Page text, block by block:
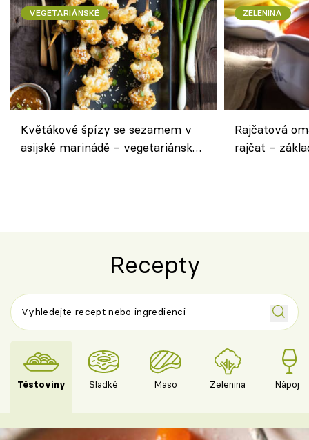
VEGETARIÁNSKÉ
Květákové špízy se sezamem v
asijské marinádě – vegetariánská
ZELENINA
Rajčatová
rajčat –
Recepty
Těstoviny Sladké Maso Zelenina Nápoje